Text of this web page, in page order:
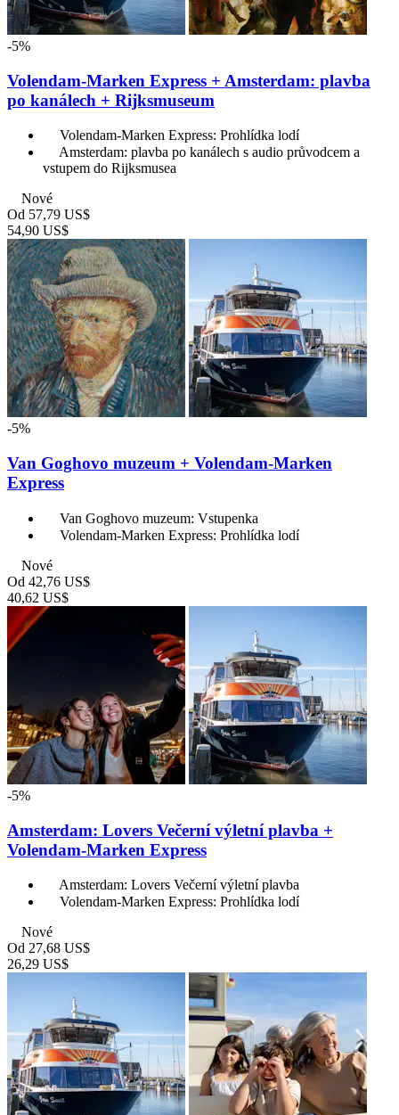
-5%
Volendam-Marken Express + Amsterdam: plavba
po kanálech + Rijksmuseum
Volendam-Marken Express: Prohlídka lodí
Amsterdam: plavba po kanálech s audio průvodcem a
vstupem do Rijksmusea
Nové
Od 57,79 US$
54,90 US$
-5%
Van Goghovo muzeum + Volendam-Marken
Express
Van Goghovo muzeum: Vstupenka
Volendam-Marken Express: Prohlídka lodí
Nové
Od 42,76 US$
40,62 US$
-5%
Amsterdam: Lovers Večerní výletní plavba +
Volendam-Marken Express
Amsterdam: Lovers Večerní výletní plavba
Volendam-Marken Express: Prohlídka lodí
Nové
Od 27,68 US$
26,29 US$